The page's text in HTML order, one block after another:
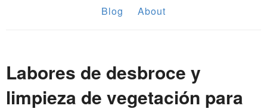
Blog About
Labores de desbroce y
limpieza de vegetación para